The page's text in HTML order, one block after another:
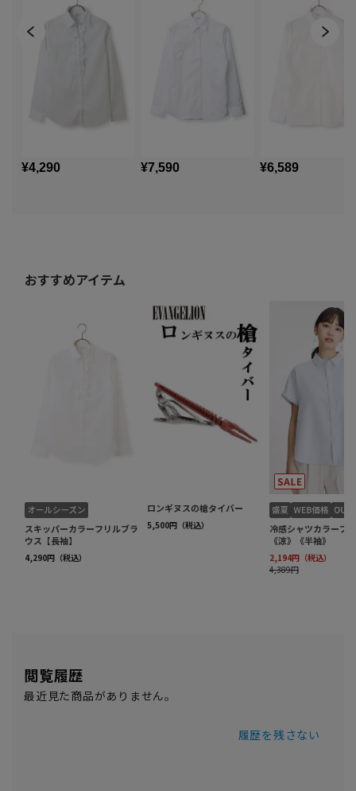
閲覧履歴
最近見た商品がありません。
履歴を残さない